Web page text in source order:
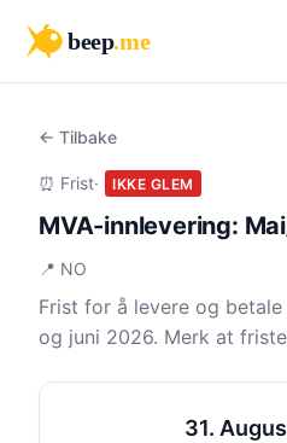
beep.me
← Tilbake
⏰ Frist· IKKE GLEM
MVA-innlevering:
📍 NO
Frist for å levere og
og juni 2026. Merk at
31.